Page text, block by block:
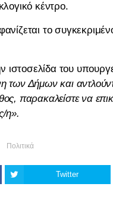
κέντρο.
το
ιστοσελίδα του
των Δήμων και
παρακαλείστε να
η».
Πολιτικά
Twitter